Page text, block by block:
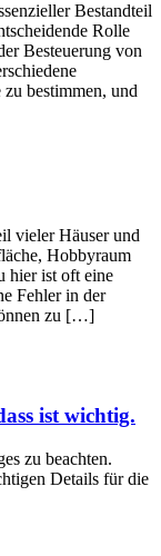
Bestandteil
Rolle
Besteuerung von
bestimmen, und
vieler Häuser und
Hobbyraum
hier ist oft eine
Fehler in der
zu […]
ist wichtig.
zu beachten.
Details für die